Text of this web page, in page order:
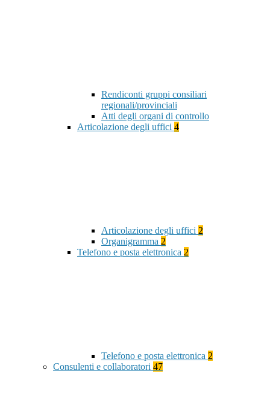
Rendiconti gruppi consiliari
regionali/provinciali
Atti degli organi di controllo
Articolazione degli uffici 4
Articolazione degli uffici 2
Organigramma 2
Telefono e posta elettronica 2
Telefono e posta elettronica 2
Consulenti e collaboratori 47